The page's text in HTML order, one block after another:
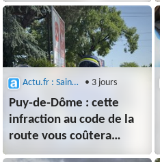
Actu.fr : Saint-Etienne • 3 jours
Puy-de-Dôme : cette
infraction au code de la
route vous coûtera
bientôt votre permis